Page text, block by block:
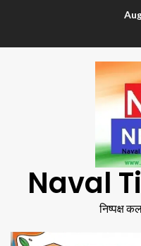
Naval
निष्पक्ष